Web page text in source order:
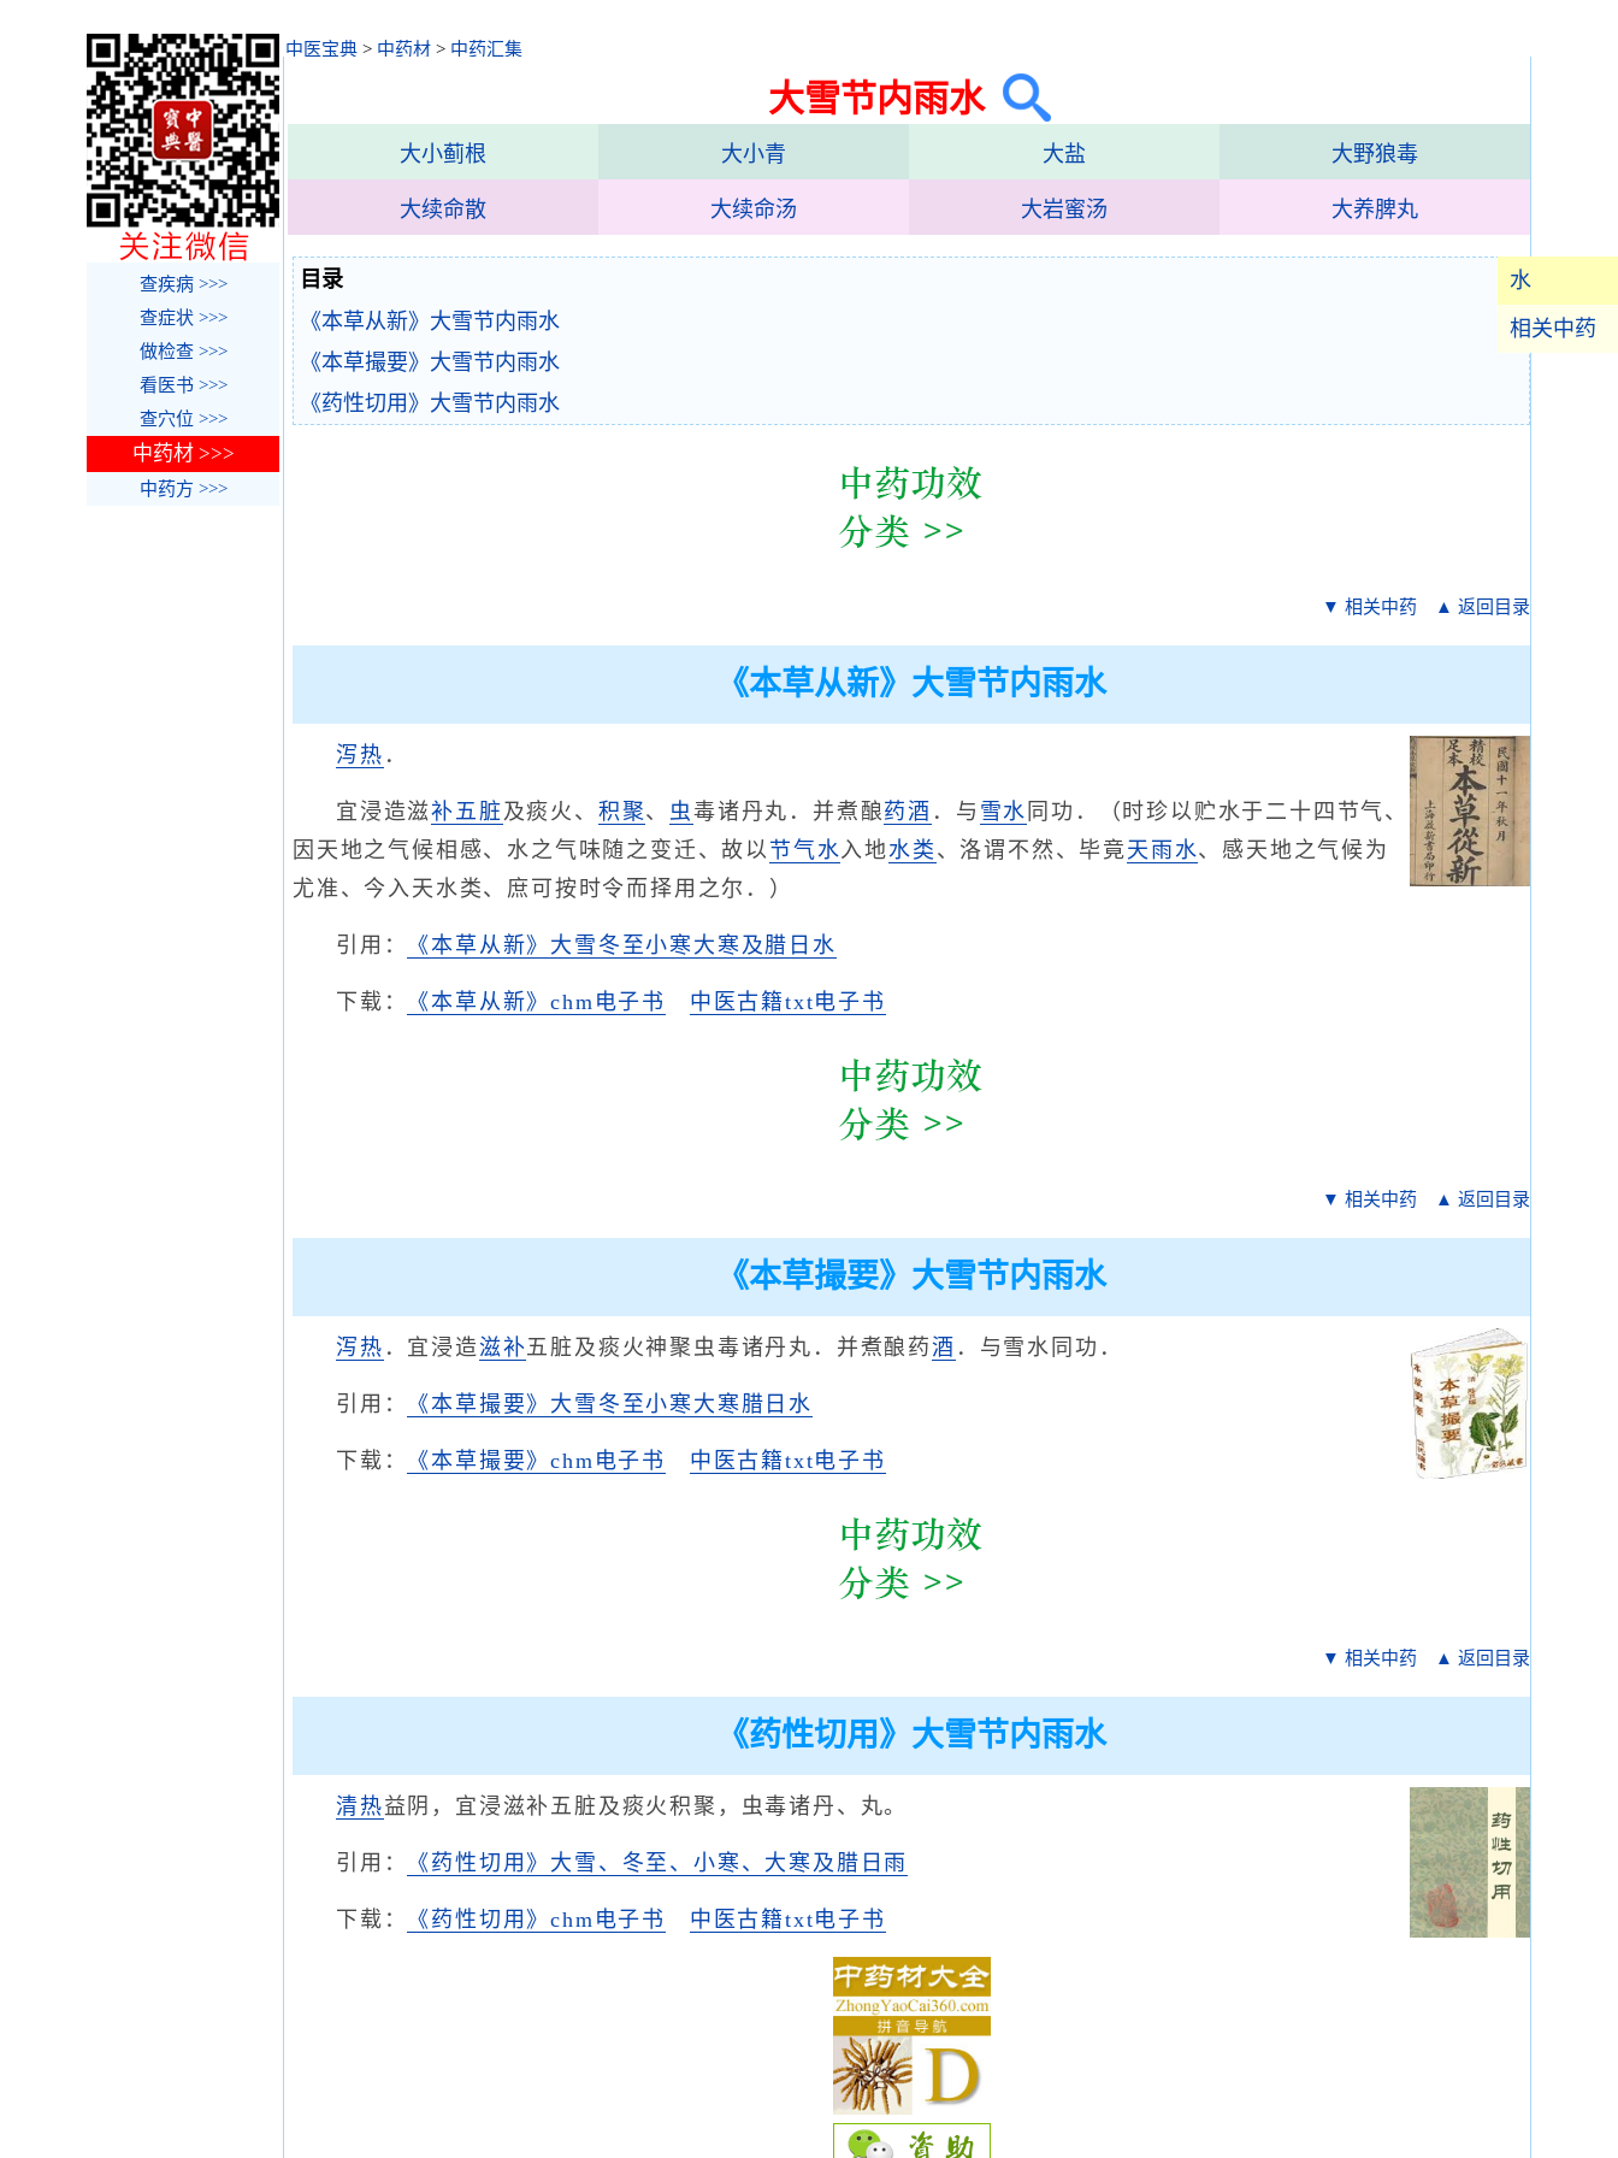
中医宝典 > 中药材 > 中药汇集
大雪节内雨水
大小蓟根 大小青 大盐 大野狼毒
大续命散 大续命汤 大岩蜜汤 大养脾丸
水
相关中药
目录
《本草从新》大雪节内雨水
《本草撮要》大雪节内雨水
《药性切用》大雪节内雨水
▼ 相关中药 ▲ 返回目录
《本草从新》大雪节内雨水
泻热 ．
宜浸造滋补五脏及痰火、 积聚、 虫毒诸丹丸．并煮酿药酒 ．与 雪水 同功．（时珍以贮水于二十四节气、
因天地之气候相感、水之气味随之变迁、故以 节气水入地水类 、洛谓不然、毕竟天雨水、感天地之气候为
尤准、今入天水类、庶可按时令而择用之尔．）
引用： 《本草从新》大雪冬至小寒大寒及腊日水
下载： 《本草从新》chm电子书 中医古籍txt电子书
▼ 相关中药 ▲ 返回目录
《本草撮要》大雪节内雨水
泻热 ．宜浸造滋补五脏及痰火神聚虫毒诸丹丸．并煮酿药酒 ．与雪水同功．
引用： 《本草撮要》大雪冬至小寒大寒腊日水
下载： 《本草撮要》chm电子书 中医古籍txt电子书
▼ 相关中药 ▲ 返回目录
《药性切用》大雪节内雨水
清热益阴，宜浸滋补五脏及痰火积聚，虫毒诸丹、丸。
引用： 《药性切用》大雪、冬至、小寒、大寒及腊日雨
下载： 《药性切用》chm电子书 中医古籍txt电子书
查疾病 >>>
查症状 >>>
做检查 >>>
看医书 >>>
查穴位 >>>
中药材 >>>
中药方 >>>